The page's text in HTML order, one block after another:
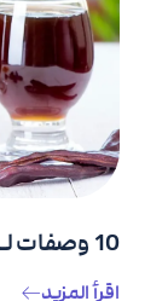
10 وصفات لــ أفضل مشروبات رمضانية !
اقرأ المزيد